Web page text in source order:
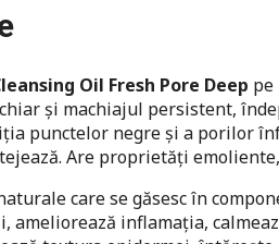
Oil Fresh Pore Deep
și machiajul persistent,
punctelor negre și a porilor
Are proprietăți
care se găsesc în
ameliorează inflamația,